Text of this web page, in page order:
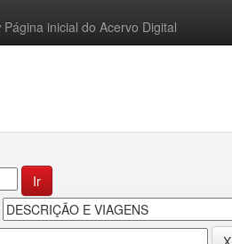
Página inicial do Acervo Digital